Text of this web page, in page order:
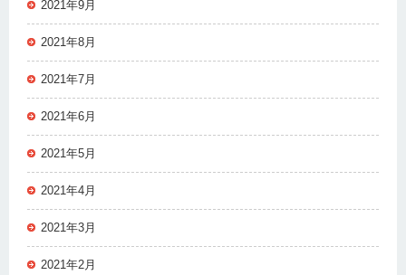
2021年9月
2021年8月
2021年7月
2021年6月
2021年5月
2021年4月
2021年3月
2021年2月